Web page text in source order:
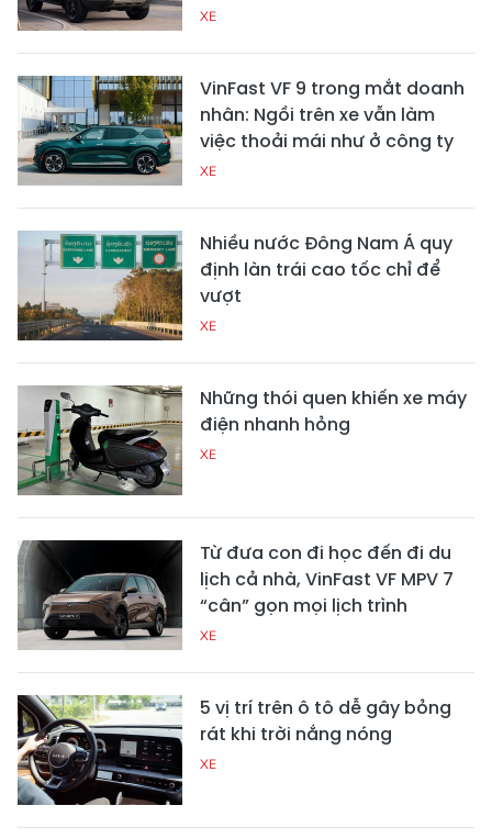
XE
VinFast VF 9 trong mắt doanh
nhân: Ngồi trên xe vẫn làm
việc thoải mái như ở công ty
XE
Nhiều nước Đông Nam Á quy
định làn trái cao tốc chỉ để
vượt
XE
Những thói quen khiến xe máy
điện nhanh hỏng
XE
Từ đưa con đi học đến đi du
lịch cả nhà, VinFast VF MPV 7
“cân” gọn mọi lịch trình
XE
5 vị trí trên ô tô dễ gây bỏng
rát khi trời nắng nóng
XE